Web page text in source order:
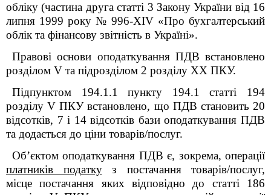
обліку (частина друга статті 3 Закону України від 16
липня 1999 року № 996-XIV «Про бухгалтерський
облік та фінансову звітність в Україні».
Правові основи оподаткування ПДВ встановлено
розділом V та підрозділом 2 розділу XX ПКУ.
Підпунктом 194.1.1 пункту 194.1 статті 194
розділуV ПКУ встановлено, що ПДВ становить 20
відсотків, 7 і 14відсотків бази оподаткування ПДВ
та додається до ціни товарів/послуг.
Об’єктом оподаткування ПДВ є, зокрема, операції
платників податкуз постачання товарів/послуг,
місце постачання яких відповідно до статті 186